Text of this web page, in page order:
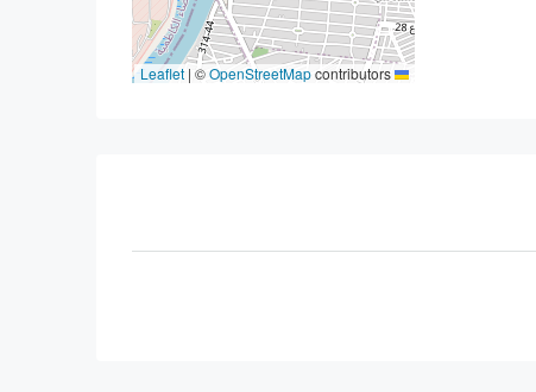
Leaflet
| ©OpenStreetMapcontributors